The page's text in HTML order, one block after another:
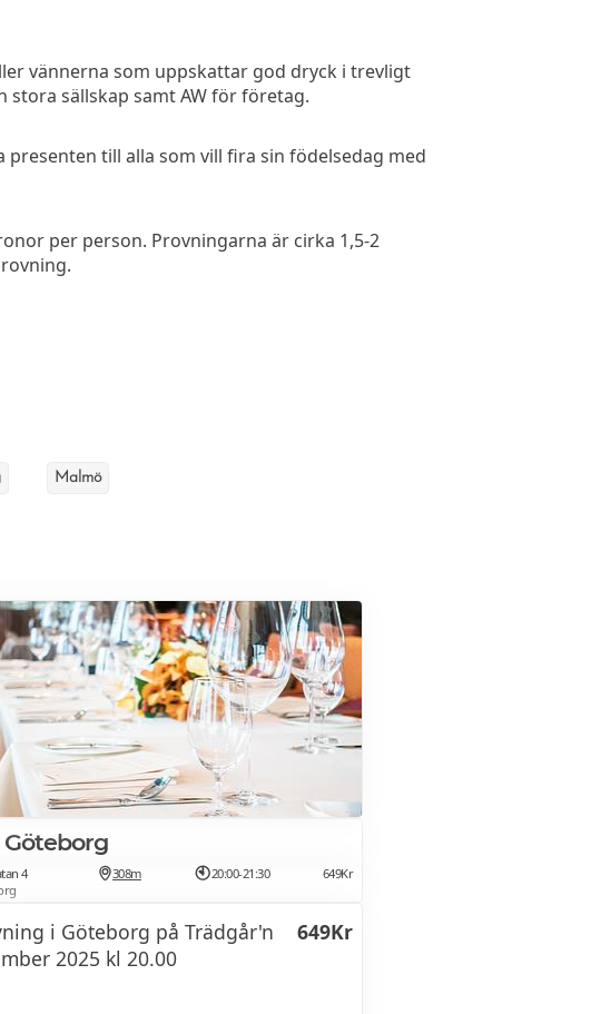
vännerna som uppskattar god dryck i trevligt
sällskap samt AW för företag.
till alla som vill fira sin födelsedag med
per person. Provningarna är cirka 1,5-2
Malmö
Göteborg
4
308m 20:00-21:30 649Kr
i Göteborg på Trädgår'n
2025 kl 20.00
649Kr